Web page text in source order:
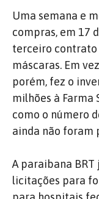
Uma semana e
compras, em 17
terceiro contrato
máscaras. Em
porém, fez o
milhões à Farma
como o número
ainda não foram
A paraibana
licitações para